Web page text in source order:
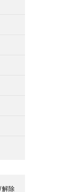
解除